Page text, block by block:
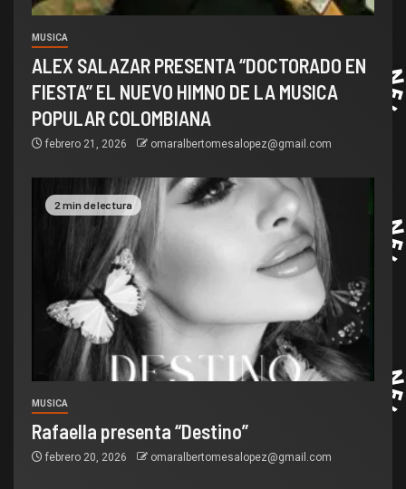
MUSICA
ALEX SALAZAR PRESENTA “DOCTORADO EN
FIESTA” EL NUEVO HIMNO DE LA MUSICA
POPULAR COLOMBIANA
febrero 21, 2026 omaralbertomesalopez@gmail.com
2 min de lectura
MUSICA
Rafaella presenta “Destino”
febrero 20, 2026 omaralbertomesalopez@gmail.com